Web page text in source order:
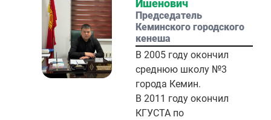
Ишенович
Председатель
Кеминского городского
кенеша
В 2005 году окончил
среднюю школу №3
города Кемин.
В 2011 году окончил
КГУСТА по